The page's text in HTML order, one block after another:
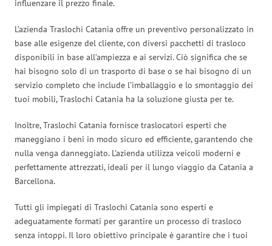
influenzare il prezzo finale.
L’azienda Traslochi Catania offre un preventivo personalizzato in
base alle esigenze del cliente, con diversi pacchetti di trasloco
disponibili in base all’ampiezza e ai servizi. Ciò significa che se
hai bisogno solo di un trasporto di base o se hai bisogno di un
servizio completo che include l’imballaggio e lo smontaggio dei
tuoi mobili, Traslochi Catania ha la soluzione giusta per te.
Inoltre, Traslochi Catania fornisce traslocatori esperti che
maneggiano i beni in modo sicuro ed efficiente, garantendo che
nulla venga danneggiato. L’azienda utilizza veicoli moderni e
perfettamente attrezzati, ideali per il lungo viaggio da Catania a
Barcellona.
Tutti gli impiegati di Traslochi Catania sono esperti e
adeguatamente formati per garantire un processo di trasloco
senza intoppi. Il loro obiettivo principale è garantire che i tuoi